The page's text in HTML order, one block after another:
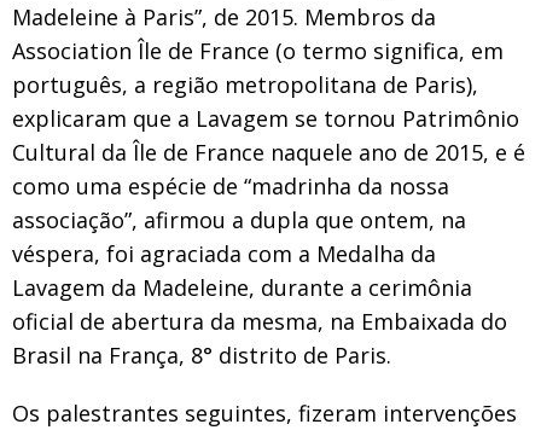
Madeleine à Paris”, de 2015. Membros da
Association Île de France (o termo significa, em
português, a região metropolitana de Paris),
explicaram que a Lavagem se tornou Patrimônio
Cultural da Île de France naquele ano de 2015, e é
como uma espécie de “madrinha da nossa
associação”, afirmou a dupla que ontem, na
véspera, foi agraciada com a Medalha da
Lavagem da Madeleine, durante a cerimônia
oficial de abertura da mesma, na Embaixada do
Brasil na França, 8° distrito de Paris.
Os palestrantes seguintes, fizeram intervenções